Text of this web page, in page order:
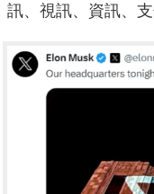
訊、視訊、資訊、